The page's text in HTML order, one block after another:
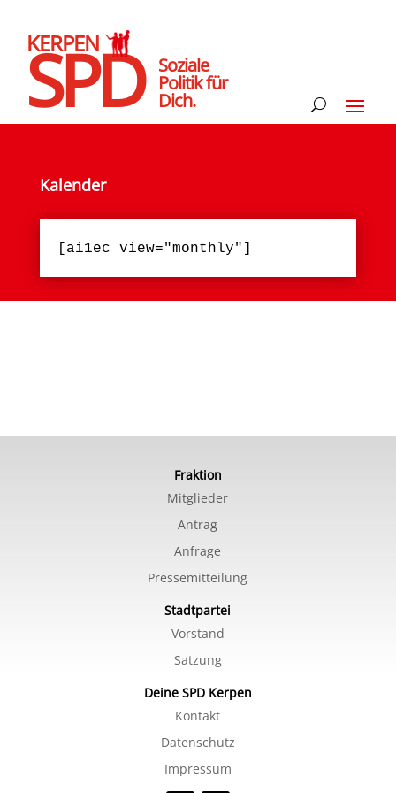
SPD
KERPEN
Soziale
Politik für
Dich.
Kalender
[ai1ec view="monthly"]
Fraktion
Mitglieder
Antrag
Anfrage
Pressemitteilung
Stadtpartei
Vorstand
Satzung
Deine SPD Kerpen
Kontakt
Datenschutz
Impressum